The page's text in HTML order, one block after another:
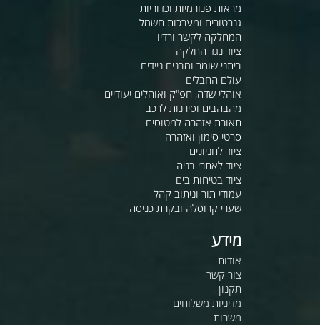
מראות פנורמיות וכדוריות
גנרטורים ומערכות חשמל
המחלקה לקשר ורדיו
ציוד נגד החלקה
ביתני שומר ומבנים ניידים
עולם החבלים
אוהלי שדה, חפ"ק ואוהלים יעודיים
מהבהבים וסירנות לרכב
תאורת אזהרה למטוסים
סרטי סימון ואזהרה
ציוד לחניונים
ציוד לאתרי בניה
ציוד בטיחות בים
עמודי תור וניתוב קהל
שערי קרוסלה ובקרת כניסה
מידע
אודות
צור קשר
תקנון
מדיניות משלוחים
משרות